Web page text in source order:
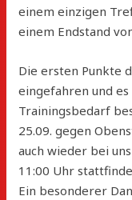
einem einzigen
einem Endstand
Die ersten Punkte
eingefahren und
Trainingsbedarf
25.09. gegen
auch wieder bei
11:00 Uhr
Ein besonderer